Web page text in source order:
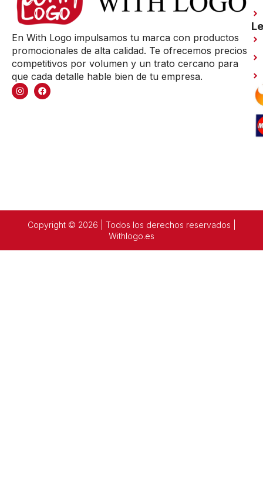
En With Logo impulsamos tu marca con productos
promocionales de alta calidad. Te ofrecemos precios
competitivos por volumen y un trato cercano para
que cada detalle hable bien de tu empresa.
Copyright © 2026 | Todos los derechos reservados |
Withlogo.es